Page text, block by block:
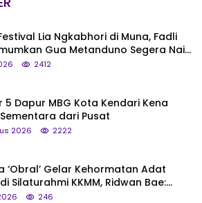
Lia Ngkabhori di Muna, Fadli
Gua Metanduno Segera Naik
Jadi Cagar Budaya Nasional
2412
5 Dapur MBG Kota Kendari Kena
dari Pusat
2026 2222
‘Obral’ Gelar Kehormatan Adat
Silaturahmi KKMM, Ridwan Bae:
Tipe Begitu, Belum Pantas!
246